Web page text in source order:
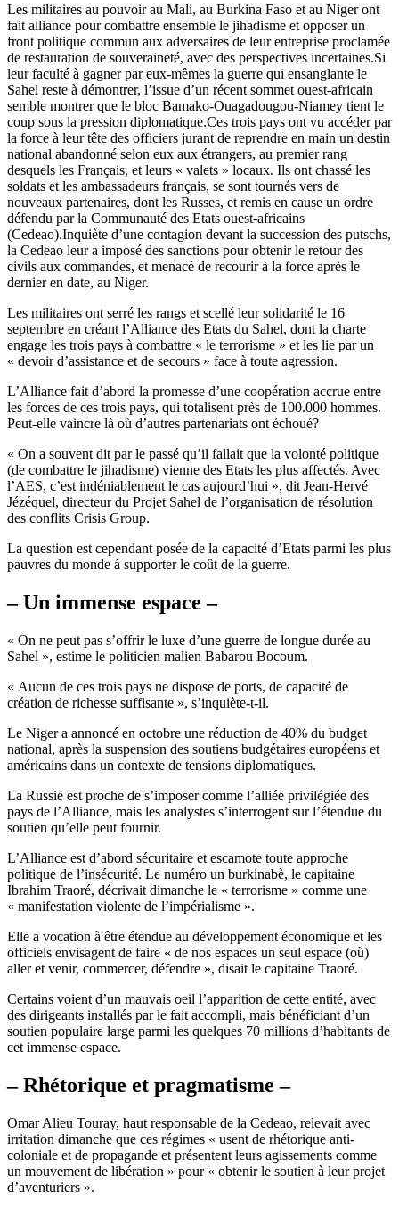
Les militaires au pouvoir au Mali, au Burkina Faso et au Niger ont
fait alliance pour combattre ensemble le jihadisme et opposer un
front politique commun aux adversaires de leur entreprise proclamée
de restauration de souveraineté, avec des perspectives incertaines.Si
leur faculté à gagner par eux-mêmes la guerre qui ensanglante le
Sahel reste à démontrer, l’issue d’un récent sommet ouest-africain
semble montrer que le bloc Bamako-Ouagadougou-Niamey tient le
coup sous la pression diplomatique.Ces trois pays ont vu accéder par
la force à leur tête des officiers jurant de reprendre en main un destin
national abandonné selon eux aux étrangers, au premier rang
desquels les Français, et leurs « valets » locaux. Ils ont chassé les
soldats et les ambassadeurs français, se sont tournés vers de
nouveaux partenaires, dont les Russes, et remis en cause un ordre
défendu par la Communauté des Etats ouest-africains
(Cedeao).Inquiète d’une contagion devant la succession des putschs,
la Cedeao leur a imposé des sanctions pour obtenir le retour des
civils aux commandes, et menacé de recourir à la force après le
dernier en date, au Niger.
Les militaires ont serré les rangs et scellé leur solidarité le 16
septembre en créant l’Alliance des Etats du Sahel, dont la charte
engage les trois pays à combattre « le terrorisme » et les lie par un
« devoir d’assistance et de secours » face à toute agression.
L’Alliance fait d’abord la promesse d’une coopération accrue entre
les forces de ces trois pays, qui totalisent près de 100.000 hommes.
Peut-elle vaincre là où d’autres partenariats ont échoué?
« On a souvent dit par le passé qu’il fallait que la volonté politique
(de combattre le jihadisme) vienne des Etats les plus affectés. Avec
l’AES, c’est indéniablement le cas aujourd’hui », dit Jean-Hervé
Jézéquel, directeur du Projet Sahel de l’organisation de résolution
des conflits Crisis Group.
La question est cependant posée de la capacité d’Etats parmi les plus
pauvres du monde à supporter le coût de la guerre.
– Un immense espace –
« On ne peut pas s’offrir le luxe d’une guerre de longue durée au
Sahel », estime le politicien malien Babarou Bocoum.
« Aucun de ces trois pays ne dispose de ports, de capacité de
création de richesse suffisante », s’inquiète-t-il.
Le Niger a annoncé en octobre une réduction de 40% du budget
national, après la suspension des soutiens budgétaires européens et
américains dans un contexte de tensions diplomatiques.
La Russie est proche de s’imposer comme l’alliée privilégiée des
pays de l’Alliance, mais les analystes s’interrogent sur l’étendue du
soutien qu’elle peut fournir.
L’Alliance est d’abord sécuritaire et escamote toute approche
politique de l’insécurité. Le numéro un burkinabè, le capitaine
Ibrahim Traoré, décrivait dimanche le « terrorisme » comme une
« manifestation violente de l’impérialisme ».
Elle a vocation à être étendue au développement économique et les
officiels envisagent de faire « de nos espaces un seul espace (où)
aller et venir, commercer, défendre », disait le capitaine Traoré.
Certains voient d’un mauvais oeil l’apparition de cette entité, avec
des dirigeants installés par le fait accompli, mais bénéficiant d’un
soutien populaire large parmi les quelques 70 millions d’habitants de
cet immense espace.
– Rhétorique et pragmatisme –
Omar Alieu Touray, haut responsable de la Cedeao, relevait avec
irritation dimanche que ces régimes « usent de rhétorique anti-
coloniale et de propagande et présentent leurs agissements comme
un mouvement de libération » pour « obtenir le soutien à leur projet
d’aventuriers ».